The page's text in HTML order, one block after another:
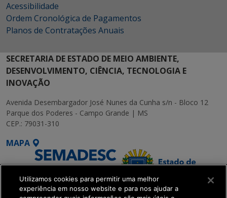
Acessibilidade
Ordem Cronológica de Pagamentos
Planos de Contratações Anuais
SECRETARIA DE ESTADO DE MEIO AMBIENTE,
DESENVOLVIMENTO, CIÊNCIA, TECNOLOGIA E
INOVAÇÃO
Avenida Desembargador José Nunes da Cunha s/n - Bloco 12
Parque dos Poderes - Campo Grande | MS
CEP.: 79031-310
MAPA
Utilizamos cookies para permitir uma melhor
experiência em nosso website e para nos ajudar a